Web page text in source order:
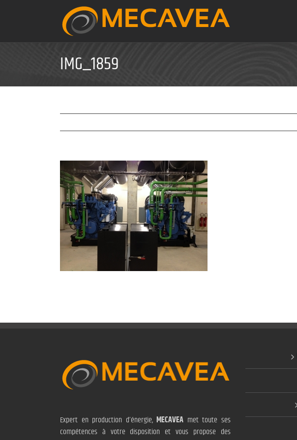
IMG_1859
Expert en production d’énergie,MECAVEA met toute ses
compétences à votre disposition et vous propose des